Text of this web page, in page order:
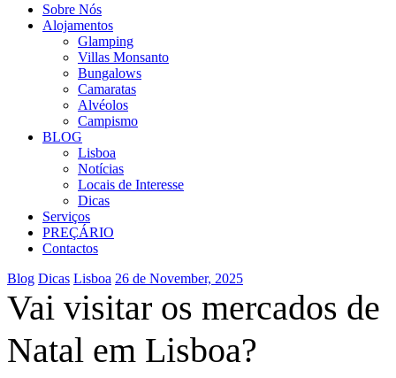
Sobre Nós
Alojamentos
Glamping
Villas Monsanto
Bungalows
Camaratas
Alvéolos
Campismo
BLOG
Lisboa
Notícias
Locais de Interesse
Dicas
Serviços
PREÇÁRIO
Contactos
Categories
Blog Dicas Lisboa 26 de November, 2025
Vai visitar os mercados de
Natal em Lisboa?